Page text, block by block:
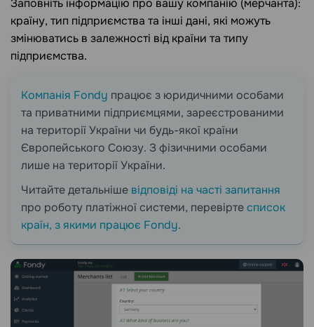
Заповніть інформацію про вашу компанію (мерчанта):
країну, тип підприємства та інші дані, які можуть
змінюватись в залежності від країни та типу
підприємства.
Компанія Fondy працює з юридичними особами
та приватними підприємцями, зареєстрованими
на території України чи будь-якої країни
Європейського Союзу. З фізичними особами
лише на території України.
Читайте детальніше відповіді на часті запитання
про роботу платіжної системи, перевіртесписок
країн, з якими працює Fondy.